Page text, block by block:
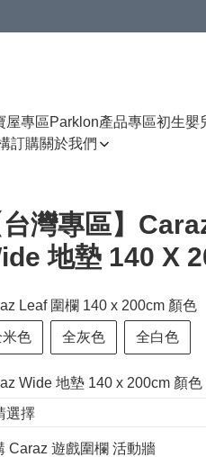
屋專區Parklon產品專區初生嬰
訂購關於我們
台灣專區】
地墊 140 X
Leaf 圍欄 140 x 200cm 顏色
米色 全灰色 全白色
Wide 地墊 140 x 200cm 顏色
Caraz 遊戲圍欄 活動牆